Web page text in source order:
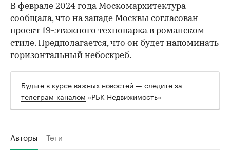
В феврале 2024 года Москомархитектура
сообщала, что на западе Москвы согласован
проект 19-этажного технопарка в романском
стиле. Предполагается, что он будет напоминать
горизонтальный небоскреб.
Будьте в курсе важных новостей — следите за
телеграм-каналом «РБК-Недвижимость»
Авторы Теги